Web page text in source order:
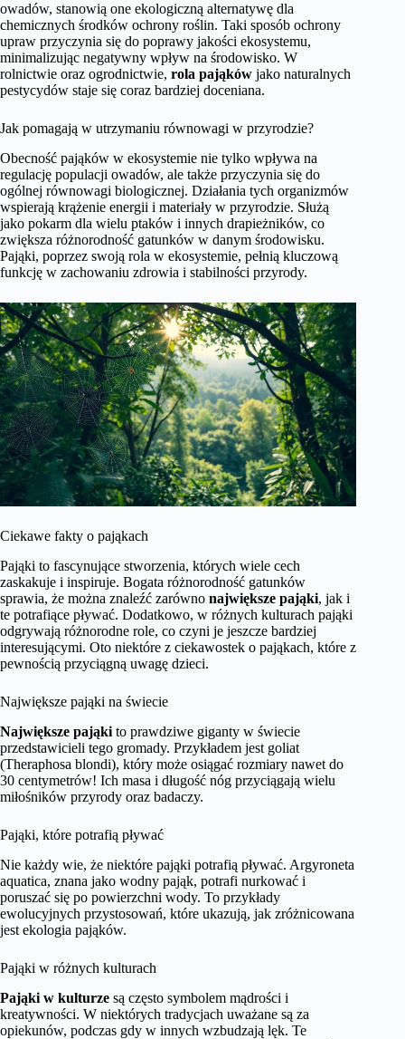
owadów, stanowią one ekologiczną alternatywę dla
chemicznych środków ochrony roślin. Taki sposób ochrony
upraw przyczynia się do poprawy jakości ekosystemu,
minimalizując negatywny wpływ na środowisko. W
rolnictwie oraz ogrodnictwie, rola pająków jako naturalnych
pestycydów staje się coraz bardziej doceniana.
Jak pomagają w utrzymaniu równowagi w przyrodzie?
Obecność pająków w ekosystemie nie tylko wpływa na
regulację populacji owadów, ale także przyczynia się do
ogólnej równowagi biologicznej. Działania tych organizmów
wspierają krążenie energii i materiały w przyrodzie. Służą
jako pokarm dla wielu ptaków i innych drapieżników, co
zwiększa różnorodność gatunków w danym środowisku.
Pająki, poprzez swoją rola w ekosystemie, pełnią kluczową
funkcję w zachowaniu zdrowia i stabilności przyrody.
Ciekawe fakty o pająkach
Pająki to fascynujące stworzenia, których wiele cech
zaskakuje i inspiruje. Bogata różnorodność gatunków
sprawia, że można znaleźć zarówno największe pająki, jak i
te potrafiące pływać. Dodatkowo, w różnych kulturach pająki
odgrywają różnorodne role, co czyni je jeszcze bardziej
interesującymi. Oto niektóre z ciekawostek o pająkach, które z
pewnością przyciągną uwagę dzieci.
Największe pająki na świecie
Największe pająki to prawdziwe giganty w świecie
przedstawicieli tego gromady. Przykładem jest goliat
(Theraphosa blondi), który może osiągać rozmiary nawet do
30 centymetrów! Ich masa i długość nóg przyciągają wielu
miłośników przyrody oraz badaczy.
Pająki, które potrafią pływać
Nie każdy wie, że niektóre pająki potrafią pływać. Argyroneta
aquatica, znana jako wodny pająk, potrafi nurkować i
poruszać się po powierzchni wody. To przykłady
ewolucyjnych przystosowań, które ukazują, jak zróżnicowana
jest ekologia pająków.
Pająki w różnych kulturach
Pająki w kulturze są często symbolem mądrości i
kreatywności. W niektórych tradycjach uważane są za
opiekunów, podczas gdy w innych wzbudzają lęk. Te